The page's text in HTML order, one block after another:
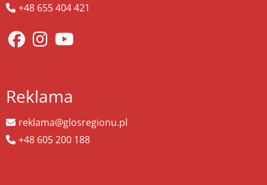
+48 655 404 421
Reklama
reklama@glosregionu.pl
+48 605 200 188